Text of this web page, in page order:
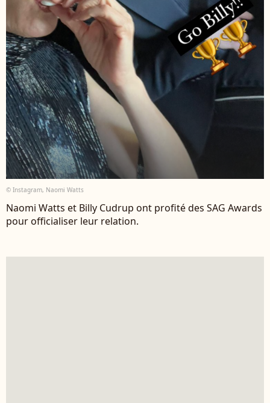
© Instagram, Naomi Watts
Naomi Watts et Billy Cudrup ont profité des SAG Awards
pour officialiser leur relation.